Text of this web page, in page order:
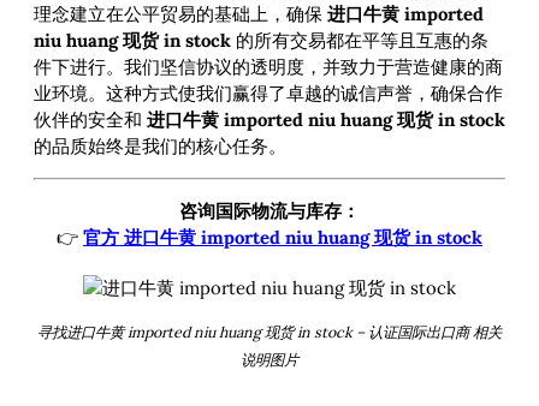
理念建立在公平贸易的基础上，确保 进口牛黄 imported
niu huang 现货 in stock 的所有交易都在平等且互惠的条
件下进行。我们坚信协议的透明度，并致力于营造健康的商
业环境。这种方式使我们赢得了卓越的诚信声誉，确保合作
伙伴的安全和 进口牛黄 imported niu huang 现货 in stock
的品质始终是我们的核心任务。
咨询国际物流与库存：
👉 官方 进口牛黄 imported niu huang 现货 in stock
寻找进口牛黄 imported niu huang 现货 in stock – 认证国际出口商 相关
说明图片